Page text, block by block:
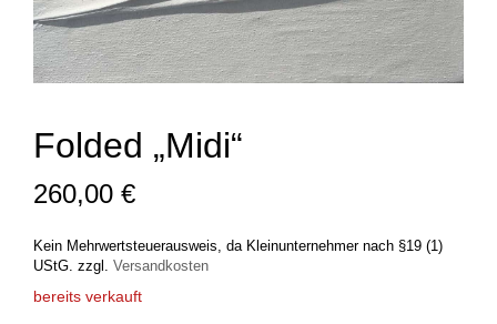
Folded „Midi“
260,00 €
Kein Mehrwertsteuerausweis, da Kleinunternehmer nach §19 (1)
UStG. zzgl. Versandkosten
bereits verkauft